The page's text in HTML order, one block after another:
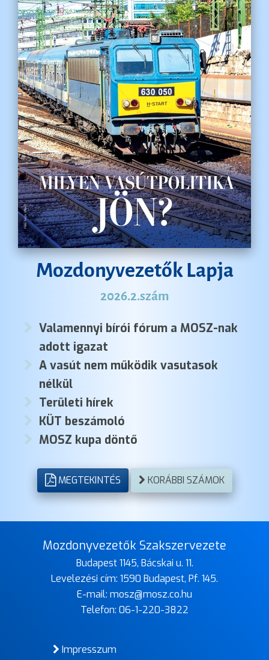
Mozdonyvezetők Lapja
2026.2.szám
Valamennyi bírói fórum a MOSZ-nak
adott igazat
A vasút nem működik vasutasok
nélkül
Területi hírek
KÜT beszámoló
MOSZ kupa döntő
MEGTEKINTÉS KORÁBBI SZÁMOK
Mozdonyvezetők Szakszervezete
Budapest 1145, Bácskai u. 11.
Levelezési cím: 1590 Budapest, Pf. 145.
E-mail: mosz@mosz.co.hu
Telefon: 06-1-220-3822
Impresszum